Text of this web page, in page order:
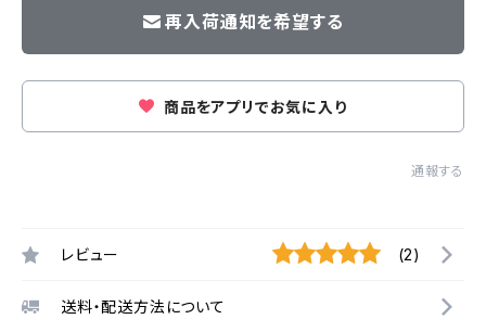
再入荷通知を希望する
商品をアプリでお気に入り
通報する
レビュー (2)
送料・配送方法について